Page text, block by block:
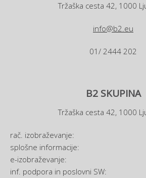
Tržaška cesta 42, 1000
info@b2.eu
01/ 2444 202
B2 SKUPINA
Tržaška cesta 42, 1000
rač. izobraževanje:
splošne informacije:
e-izobraževanje:
inf. podpora in poslovni SW: